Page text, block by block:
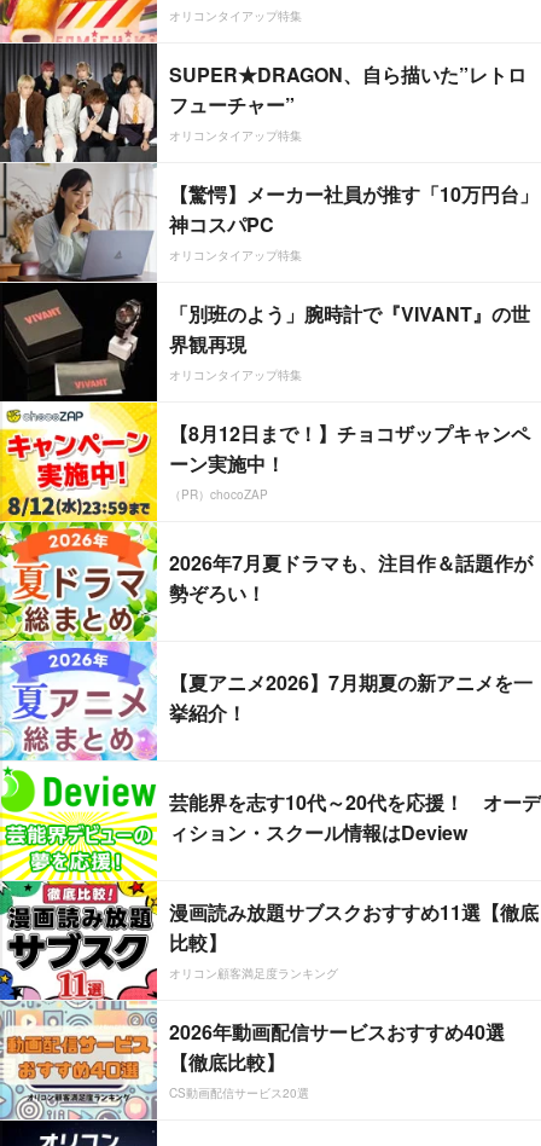
オリコンタイアップ特集
SUPER★DRAGON、自ら描いた”レトロ
フューチャー”
オリコンタイアップ特集
【驚愕】メーカー社員が推す「10万円台」
神コスパPC
オリコンタイアップ特集
「別班のよう」腕時計で『VIVANT』の世
界観再現
オリコンタイアップ特集
【8月12日まで！】チョコザップキャンペ
ーン実施中！
（PR）chocoZAP
2026年7月夏ドラマも、注目作＆話題作が
勢ぞろい！
【夏アニメ2026】7月期夏の新アニメを一
挙紹介！
芸能界を志す10代～20代を応援！ オーデ
ィション・スクール情報はDeview
漫画読み放題サブスクおすすめ11選【徹底
比較】
オリコン顧客満足度ランキング
2026年動画配信サービスおすすめ40選
【徹底比較】
CS動画配信サービス20選